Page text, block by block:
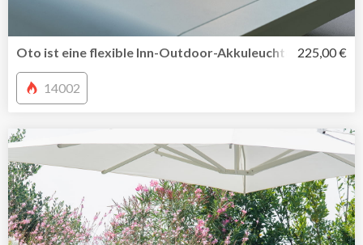
Oto ist eine flexible Inn-Outdoor-Akkuleuchte von225,00 €
14002